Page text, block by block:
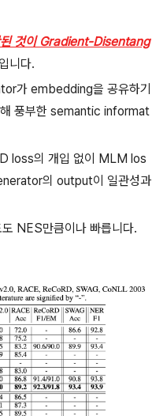
된 것이 Gradient-Disentang
니다.
가 embedding을 공유하기
해 풍부한 semantic informat
loss의 개입 없이 MLM los
의 output이 일관성과
NES만큼이나 빠릅니다.